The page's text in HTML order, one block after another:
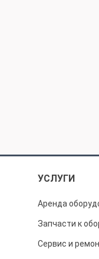
УСЛУГИ
Аренда
Запчасти к
Сервис и